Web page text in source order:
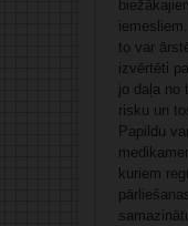
to var
izvērtēti
jo daļa no
risku un
Papildu
kuriem